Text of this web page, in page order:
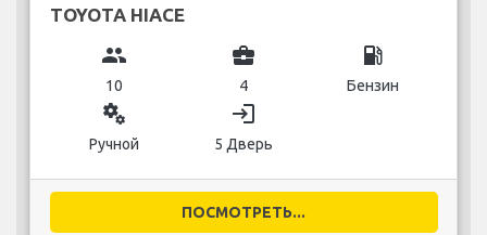
TOYOTA HIACE
group
10
business_center
4
local_gas_station
Бензин
miscellaneous_services
Ручной
login
5 Дверь
ПОСМОТРЕТЬ...